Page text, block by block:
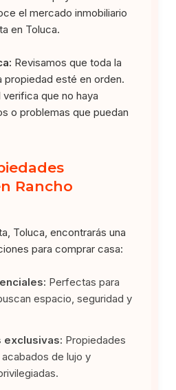
el mercado inmobiliario
en Toluca.
Revisamos que toda la
propiedad esté en orden.
que no haya
o problemas que puedan
Rancho
Toluca, encontrarás una
para comprar casa:
Perfectas para
espacio, seguridad y
exclusivas: Propiedades
de lujo y